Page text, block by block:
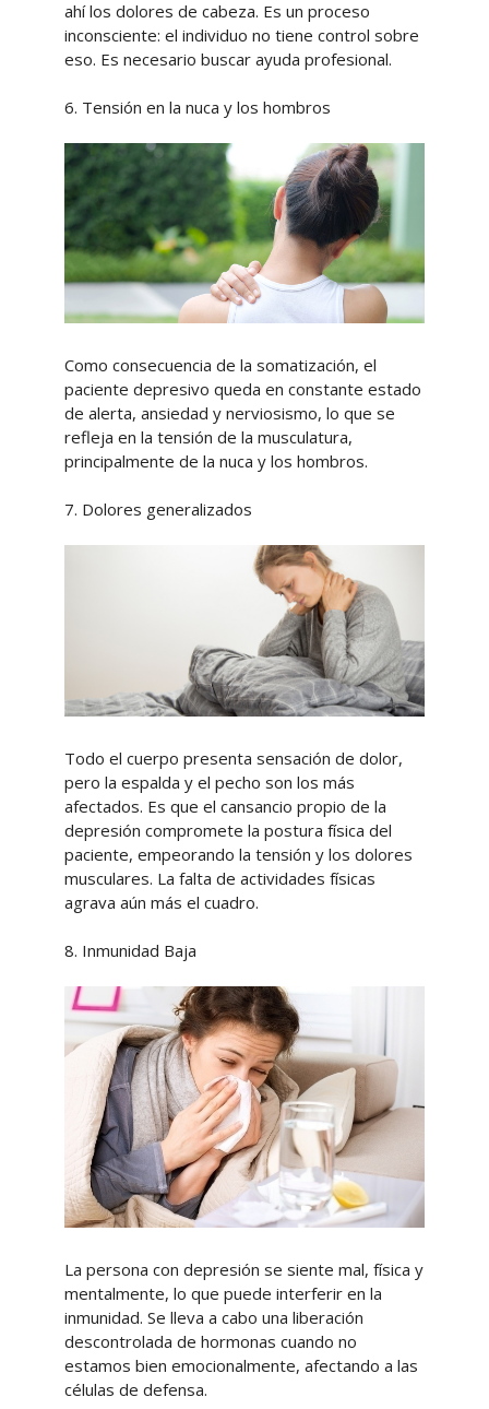
ahí los dolores de cabeza. Es un proceso
inconsciente: el individuo no tiene control sobre
eso. Es necesario buscar ayuda profesional.
6. Tensión en la nuca y los hombros
Como consecuencia de la somatización, el
paciente depresivo queda en constante estado
de alerta, ansiedad y nerviosismo, lo que se
refleja en la tensión de la musculatura,
principalmente de la nuca y los hombros.
7. Dolores generalizados
Todo el cuerpo presenta sensación de dolor,
pero la espalda y el pecho son los más
afectados. Es que el cansancio propio de la
depresión compromete la postura física del
paciente, empeorando la tensión y los dolores
musculares. La falta de actividades físicas
agrava aún más el cuadro.
8. Inmunidad Baja
La persona con depresión se siente mal, física y
mentalmente, lo que puede interferir en la
inmunidad. Se lleva a cabo una liberación
descontrolada de hormonas cuando no
estamos bien emocionalmente, afectando a las
células de defensa.